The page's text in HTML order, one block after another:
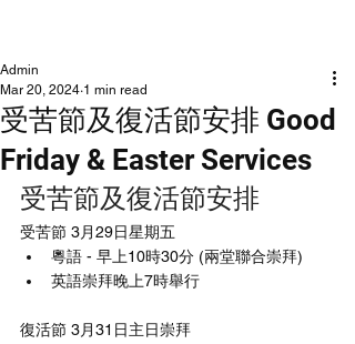
受苦節及復活節安排 Good
Friday & Easter Services
Admin
Mar 20, 2024 1 min read
受苦節及復活節安排
受苦節 3月29日星期五
粵語 - 早上10時30分 (兩堂聯合崇拜)
英語崇拜晚上7時舉行
復活節 3月31日主日崇拜